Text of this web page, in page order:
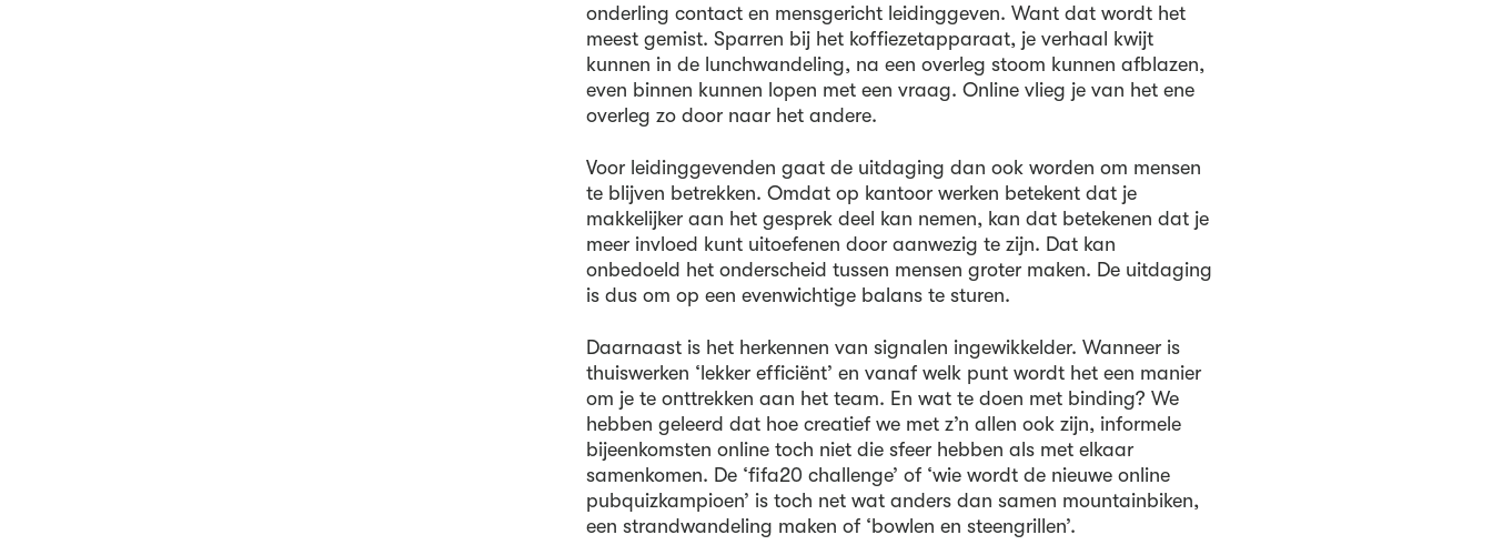
onderling contact en mensgericht leidinggeven. Want dat wordt het
meest gemist. Sparren bij het koffiezetapparaat, je verhaal kwijt
kunnen in de lunchwandeling, na een overleg stoom kunnen afblazen,
even binnen kunnen lopen met een vraag. Online vlieg je van het ene
overleg zo door naar het andere.
Voor leidinggevenden gaat de uitdaging dan ook worden om mensen
te blijven betrekken. Omdat op kantoor werken betekent dat je
makkelijker aan het gesprek deel kan nemen, kan dat betekenen dat je
meer invloed kunt uitoefenen door aanwezig te zijn. Dat kan
onbedoeld het onderscheid tussen mensen groter maken. De uitdaging
is dus om op een evenwichtige balans te sturen.
Daarnaast is het herkennen van signalen ingewikkelder. Wanneer is
thuiswerken ‘lekker efficiënt’ en vanaf welk punt wordt het een manier
om je te onttrekken aan het team. En wat te doen met binding? We
hebben geleerd dat hoe creatief we met z’n allen ook zijn, informele
bijeenkomsten online toch niet die sfeer hebben als met elkaar
samenkomen. De ‘fifa20 challenge’ of ‘wie wordt de nieuwe online
pubquizkampioen’ is toch net wat anders dan samen mountainbiken,
een strandwandeling maken of ‘bowlen en steengrillen’.